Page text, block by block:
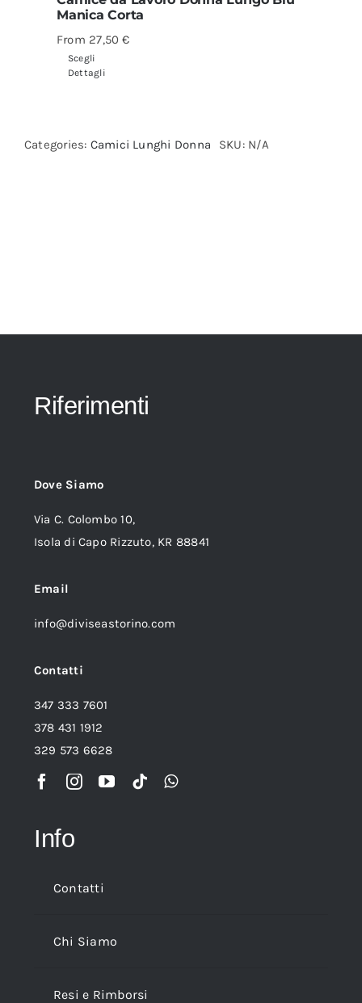
Manica Corta
From 27,50€
Scegli
Dettagli
Categories: Camici Lunghi Donna SKU: N/A
Riferimenti
Dove Siamo
Via C. Colombo 10,
Isola di Capo Rizzuto, KR 88841
Email
info@diviseastorino.com
Contatti
347 333 7601
378 431 1912
329 573 6628
Info
Contatti
Chi Siamo
Resi e Rimborsi